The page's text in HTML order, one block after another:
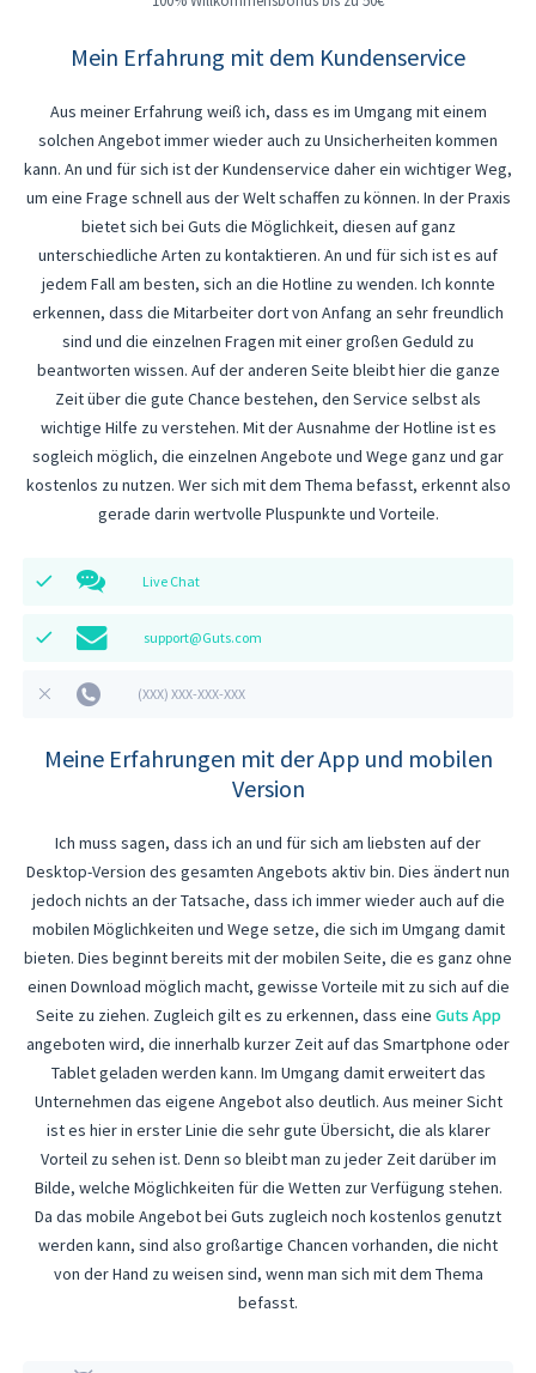
Mein Erfahrung mit dem Kundenservice
Aus meiner Erfahrung weiß ich, dass es im Umgang mit einem
solchen Angebot immer wieder auch zu Unsicherheiten kommen
kann. An und für sich ist der Kundenservice daher ein wichtiger Weg,
um eine Frage schnell aus der Welt schaffen zu können. In der Praxis
bietet sich bei Guts die Möglichkeit, diesen auf ganz
unterschiedliche Arten zu kontaktieren. An und für sich ist es auf
jedem Fall am besten, sich an die Hotline zu wenden. Ich konnte
erkennen, dass die Mitarbeiter dort von Anfang an sehr freundlich
sind und die einzelnen Fragen mit einer großen Geduld zu
beantworten wissen. Auf der anderen Seite bleibt hier die ganze
Zeit über die gute Chance bestehen, den Service selbst als
wichtige Hilfe zu verstehen. Mit der Ausnahme der Hotline ist es
sogleich möglich, die einzelnen Angebote und Wege ganz und gar
kostenlos zu nutzen. Wer sich mit dem Thema befasst, erkennt also
gerade darin wertvolle Pluspunkte und Vorteile.
Live Chat
support@Guts.com
(XXX) XXX-XXX-XXX
Meine Erfahrungen mit der App und mobilen
Version
Ich muss sagen, dass ich an und für sich am liebsten auf der
Desktop-Version des gesamten Angebots aktiv bin. Dies ändert nun
jedoch nichts an der Tatsache, dass ich immer wieder auch auf die
mobilen Möglichkeiten und Wege setze, die sich im Umgang damit
bieten. Dies beginnt bereits mit der mobilen Seite, die es ganz ohne
einen Download möglich macht, gewisse Vorteile mit zu sich auf die
Seite zu ziehen. Zugleich gilt es zu erkennen, dass eine Guts App
angeboten wird, die innerhalb kurzer Zeit auf das Smartphone oder
Tablet geladen werden kann. Im Umgang damit erweitert das
Unternehmen das eigene Angebot also deutlich. Aus meiner Sicht
ist es hier in erster Linie die sehr gute Übersicht, die als klarer
Vorteil zu sehen ist. Denn so bleibt man zu jeder Zeit darüber im
Bilde, welche Möglichkeiten für die Wetten zur Verfügung stehen.
Da das mobile Angebot bei Guts zugleich noch kostenlos genutzt
werden kann, sind also großartige Chancen vorhanden, die nicht
von der Hand zu weisen sind, wenn man sich mit dem Thema
befasst.